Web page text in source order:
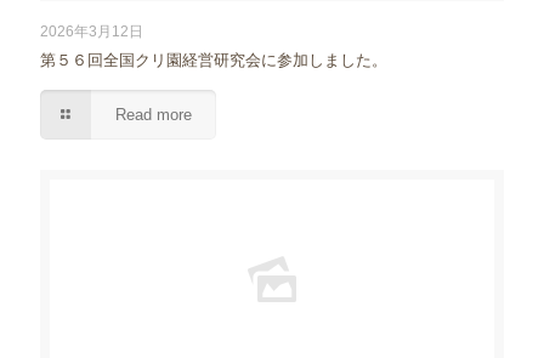
2026年3月12日
第５６回全国クリ園経営研究会に参加しました。
Read more